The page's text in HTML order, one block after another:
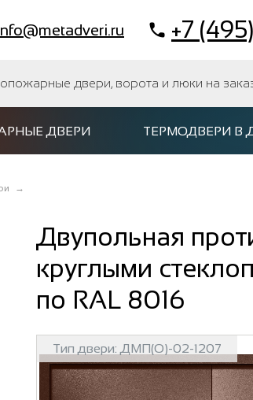
+7
двери, ворота и люки на
ДВЕРИ ТЕРМОДВЕРИ В
→
Двупольная
круглыми
по RAL 8016
Тип двери: ДМП(О)-02-1207